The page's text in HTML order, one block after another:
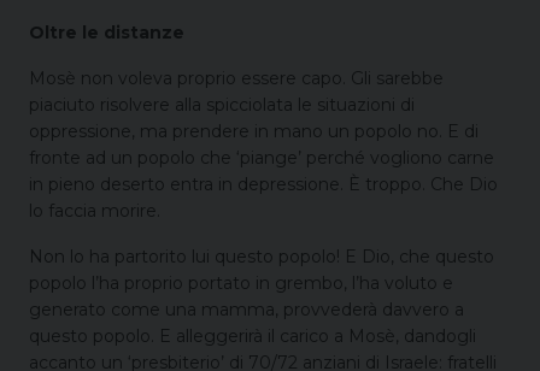
Oltre le distanze
Mosè non voleva proprio essere capo. Gli sarebbe
piaciuto risolvere alla spicciolata le situazioni di
oppressione, ma prendere in mano un popolo no. E di
fronte ad un popolo che ‘piange’ perché vogliono carne
in pieno deserto entra in depressione. È troppo. Che Dio
lo faccia morire.
Non lo ha partorito lui questo popolo! E Dio, che questo
popolo l’ha proprio portato in grembo, l’ha voluto e
generato come una mamma, provvederà davvero a
questo popolo. E alleggerirà il carico a Mosè, dandogli
accanto un ‘presbiterio’ di 70/72 anziani di Israele: fratelli